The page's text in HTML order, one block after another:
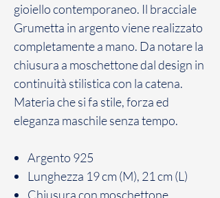
gioiello contemporaneo. Il bracciale
Grumetta in argento viene realizzato
completamente a mano. Da notare la
chiusura a moschettone dal design in
continuità stilistica con la catena.
Materia che si fa stile, forza ed
eleganza maschile senza tempo.
Argento 925
Lunghezza 19 cm (M), 21 cm (L)
Chiusura con moschettone